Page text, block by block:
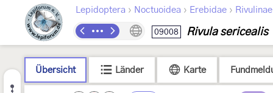
Lepidoptera › Noctuoidea › Erebidae › Rivulinae
09008 Rivula sericealis
Übersicht Länder Karte